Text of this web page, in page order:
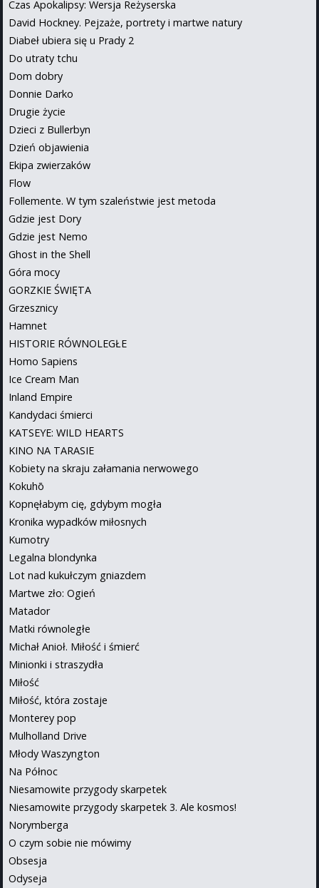
Czas Apokalipsy: Wersja Reżyserska
David Hockney. Pejzaże, portrety i martwe natury
Diabeł ubiera się u Prady 2
Do utraty tchu
Dom dobry
Donnie Darko
Drugie życie
Dzieci z Bullerbyn
Dzień objawienia
Ekipa zwierzaków
Flow
Follemente. W tym szaleństwie jest metoda
Gdzie jest Dory
Gdzie jest Nemo
Ghost in the Shell
Góra mocy
GORZKIE ŚWIĘTA
Grzesznicy
Hamnet
HISTORIE RÓWNOLEGŁE
Homo Sapiens
Ice Cream Man
Inland Empire
Kandydaci śmierci
KATSEYE: WILD HEARTS
KINO NA TARASIE
Kobiety na skraju załamania nerwowego
Kokuhō
Kopnęłabym cię, gdybym mogła
Kronika wypadków miłosnych
Kumotry
Legalna blondynka
Lot nad kukułczym gniazdem
Martwe zło: Ogień
Matador
Matki równoległe
Michał Anioł. Miłość i śmierć
Minionki i straszydła
Miłość
Miłość, która zostaje
Monterey pop
Mulholland Drive
Młody Waszyngton
Na Północ
Niesamowite przygody skarpetek
Niesamowite przygody skarpetek 3. Ale kosmos!
Norymberga
O czym sobie nie mówimy
Obsesja
Odyseja